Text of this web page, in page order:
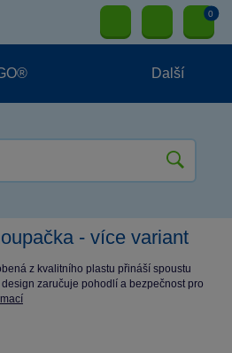
0
Další
- více variant
z kvalitního plastu přináší spoustu
zaručuje pohodlí a bezpečnost pro